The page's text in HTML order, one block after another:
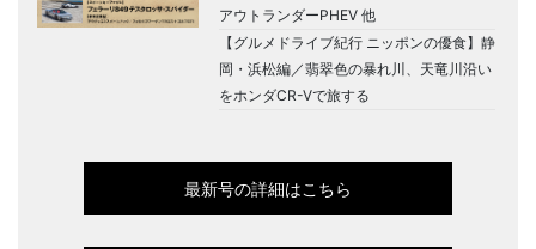
アウトランダーPHEV 他
【グルメドライブ紀行 ニッポンの優食】静
岡・浜松編／翡翠色の暴れ川、天竜川沿い
をホンダCR-Vで旅する
最新号の詳細はこちら